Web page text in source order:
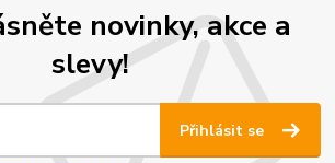
novinky, akce a
slevy!
Přihlásit se